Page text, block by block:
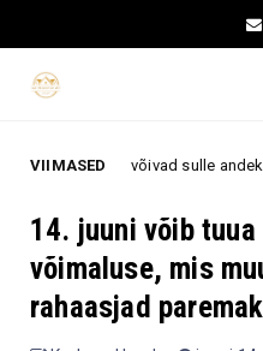
VIIMASED
võivad sulle andeks anda,
14. juuni võib
võimaluse, mis
rahaasjad